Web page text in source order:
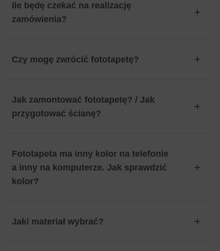
Ile będę czekać na realizację
zamówienia?
Czy mogę zwrócić fototapetę?
Jak zamontować fototapetę? / Jak
przygotować ścianę?
Fototapeta ma inny kolor na telefonie
a inny na komputerze. Jak sprawdzić
kolor?
Jaki materiał wybrać?